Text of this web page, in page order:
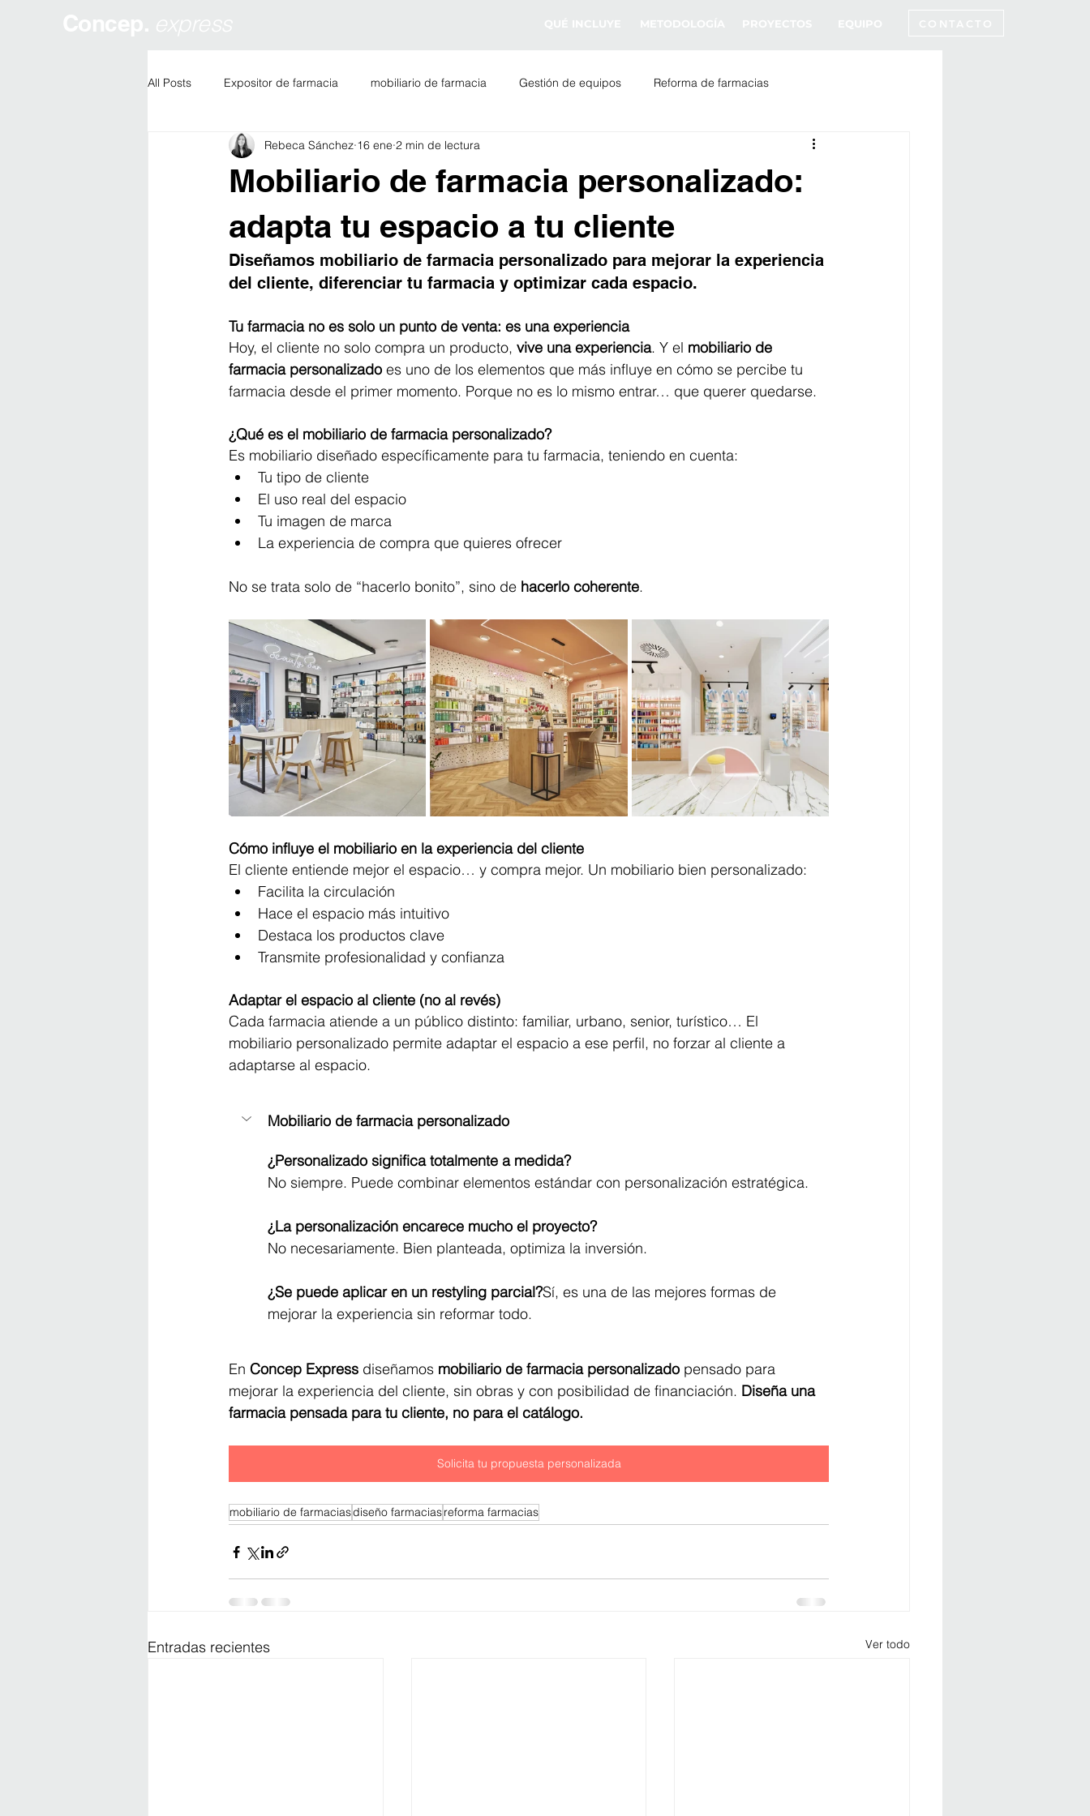
All Posts Expositor de farmacia mobiliario de farmacia Gestión de equipos Reforma de farmacias
Restyling de farmacias Fachada de farmacia Iluminación para farmacias
Mobiliario de farmacia personalizado:
adapta tu espacio a tu cliente
Rebeca Sánchez 16 ene 2 min de lectura
Diseñamos mobiliario de farmacia personalizado para mejorar la experiencia
del cliente, diferenciar tu farmacia y optimizar cada espacio.
Tu farmacia no es solo un punto de venta: es una experiencia
Hoy, el cliente no solo compra un producto, vive una experiencia. Y el mobiliario de
farmacia personalizado es uno de los elementos que más influye en cómo se percibe tu
farmacia desde el primer momento. Porque no es lo mismo entrar… que querer quedarse.
¿Qué es el mobiliario de farmacia personalizado?
Es mobiliario diseñado específicamente para tu farmacia, teniendo en cuenta:
Tu tipo de cliente
El uso real del espacio
Tu imagen de marca
La experiencia de compra que quieres ofrecer
No se trata solo de “hacerlo bonito”, sino de hacerlo coherente.
Cómo influye el mobiliario en la experiencia del cliente
El cliente entiende mejor el espacio… y compra mejor. Un mobiliario bien personalizado:
Facilita la circulación
Hace el espacio más intuitivo
Destaca los productos clave
Transmite profesionalidad y confianza
Adaptar el espacio al cliente (no al revés)
Cada farmacia atiende a un público distinto: familiar, urbano, senior, turístico… El
mobiliario personalizado permite adaptar el espacio a ese perfil, no forzar al cliente a
adaptarse al espacio.
Mobiliario de farmacia personalizado
¿Personalizado significa totalmente a medida?
No siempre. Puede combinar elementos estándar con personalización estratégica.
¿La personalización encarece mucho el proyecto?
No necesariamente. Bien planteada, optimiza la inversión.
¿Se puede aplicar en un restyling parcial?Sí, es una de las mejores formas de
mejorar la experiencia sin reformar todo.
En Concep Express diseñamos mobiliario de farmacia personalizado pensado para
mejorar la experiencia del cliente, sin obras y con posibilidad de financiación. Diseña una
farmacia pensada para tu cliente, no para el catálogo.
Solicita tu propuesta personalizada
mobiliario de farmaciasdiseño farmaciasreforma farmacias
Entradas recientes Ver todo